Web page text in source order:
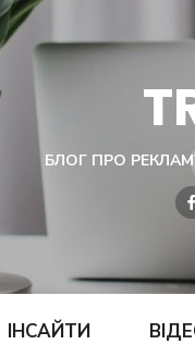
БЛОГ ПРО
ІНСАЙТИ